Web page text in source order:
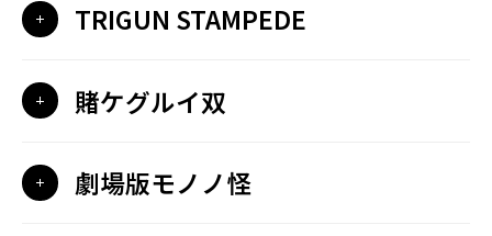
TRIGUN STAMPEDE
賭ケグルイ双
劇場版モノノ怪